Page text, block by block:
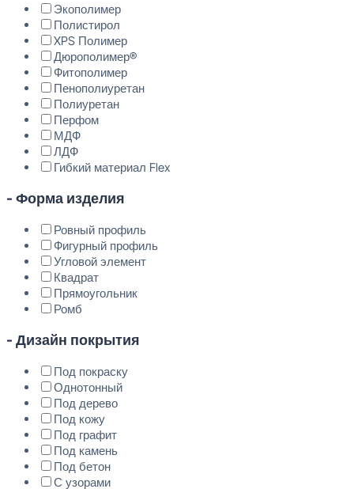
Экополимер
Полистирол
XPS Полимер
Дюрополимер®
Фитополимер
Пенополиуретан
Полиуретан
Перфом
МДФ
ЛДФ
Гибкий материал Flex
- Форма изделия
Ровный профиль
Фигурный профиль
Угловой элемент
Квадрат
Прямоугольник
Ромб
- Дизайн покрытия
Под покраску
Однотонный
Под дерево
Под кожу
Под графит
Под камень
Под бетон
С узорами